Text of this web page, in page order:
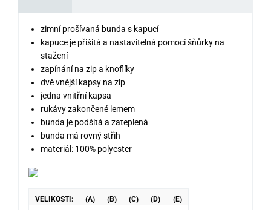
zimní prošívaná bunda s kapucí
kapuce je přišitá a nastavitelná pomocí šňůrky na
stažení
zapínání na zip a knoflíky
dvě vnější kapsy na zip
jedna vnitřní kapsa
rukávy zakončené lemem
bunda je podšitá a zateplená
bunda má rovný střih
materiál: 100% polyester
VELIKOSTI: (A) (B) (C) (D) (E)